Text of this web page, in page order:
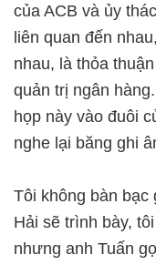
của ACB và ủy
liên quan đến
nhau, là thỏa
quản trị ngân
họp này vào đuôi
nghe lại băng ghi
Tôi không bàn bạc
Hải sẽ trình bày,
nhưng anh Tuấn